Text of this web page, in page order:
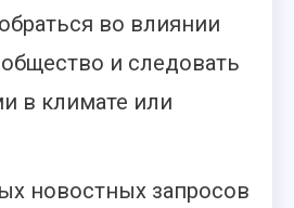
во влиянии
и следовать
в климате или
новостных запросов